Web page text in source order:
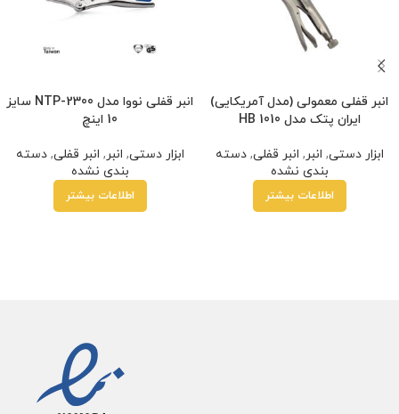
انبر قفلی معمولی (مدل آمریکایی)
ایران پتک مدل HB 1010
ابزار دستی, انبر, انبر قفلی,دسته
بندی نشده
اطلاعات بیشتر
انبر قفلی نووا مدل NTP-2300 سایز
10 اینچ
ابزار دستی, انبر, انبر قفلی,دسته
بندی نشده
اطلاعات بیشتر